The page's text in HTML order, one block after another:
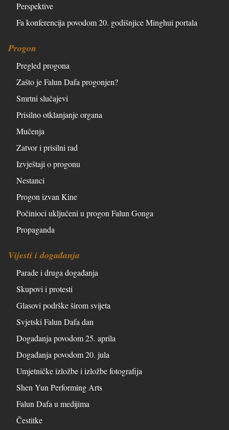
Perspektive
Fa konferencija povodom 20. godišnjice Minghui portala
Progon
Pregled progona
Zašto je Falun Dafa progonjen?
Smrtni slučajevi
Prisilno otklanjanje organa
Mučenja
Zatvor i prisilni rad
Izvještaji o progonu
Nestanci
Progon izvan Kine
Počinioci uključeni u progon Falun Gonga
Propaganda
Vijesti i događanja
Parade i druga događanja
Skupovi i protesti
Glasovi podrške širom svijeta
Svjetski Falun Dafa dan
Događanja povodom 25. aprila
Događanja povodom 20. jula
Umjetničke izložbe i izložbe fotografija
Shen Yun Performing Arts
Falun Dafa u medijima
Čestitke